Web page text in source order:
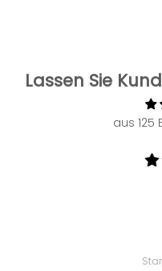
Lassen Sie
aus 125